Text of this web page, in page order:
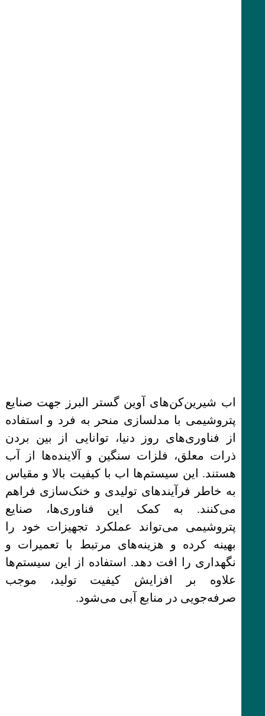
اب شیرین‌کن‌های آوین گستر البرز جهت صنایع
پتروشیمی با مدلسازی منحر به فرد و استفاده
از فناوری‌های روز دنیا، توانایی از بین بردن
ذرات معلق، فلزات سنگین و آلاینده‌ها از آب
هستند. این سیستم‌ها اب با کیفیت بالا و مقیاس
به خاطر فرآیندهای تولیدی و خنک‌سازی فراهم
می‌کنند. به کمک این فناوری‌ها، صنایع
پتروشیمی می‌تواند عملکرد تجهیزات خود را
بهینه کرده و هزینه‌های مرتبط با تعمیرات و
نگهداری را افت دهد. استفاده از این سیستم‌ها
علاوه بر افزایش کیفیت تولید، موجب
صرفه‌جویی در منابع آبی می‌شود.